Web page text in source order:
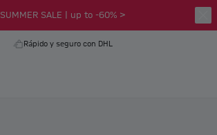
SUMMER SALE | up to -60% >
Rápido y seguro con DHL